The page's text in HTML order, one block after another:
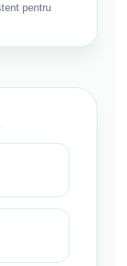
pentru